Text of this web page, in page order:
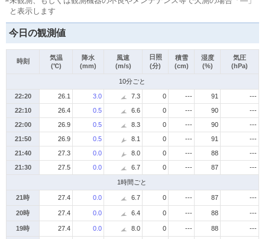
と表示します
今日の観測値
時刻
気温
(℃)
降水
(mm)
風速
(m/s)
日照
(分)
積雪
(cm)
湿度
(%)
気圧
(hPa)
10分ごと
22:20 26.1 3.0 7.3 0 --- 91
---
22:10
26.4 0.5 6.6 0 --- 90
---
22:00
26.9 0.5 8.3 0 --- 90
---
21:50
26.9 0.5 8.1 0 --- 91
---
21:40
27.3 0.0 8.0 0 --- 88
---
21:30
27.5 0.0 6.7 0 --- 87 ---
1時間ごと
21時 27.4 0.0 6.7 0 --- 87 ---
20時 27.4 0.0 6.4 0 --- 88 ---
19時 27.4 0.0 8.0 0 --- 88 ---